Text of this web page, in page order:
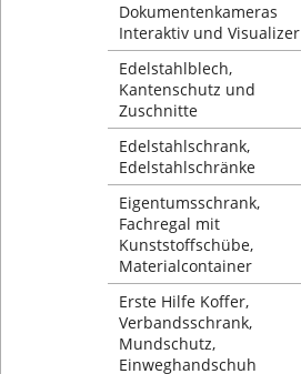
Dokumentenkameras
Interaktiv und Visualizer
Edelstahlblech,
Kantenschutz und
Zuschnitte
Edelstahlschrank,
Edelstahlschränke
Eigentumsschrank,
Fachregal mit
Kunststoffschübe,
Materialcontainer
Erste Hilfe Koffer,
Verbandsschrank,
Mundschutz,
Einweghandschuh